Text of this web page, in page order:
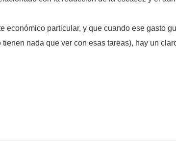
económico particular, y que cuando ese gasto
nada que ver con esas tareas), hay un